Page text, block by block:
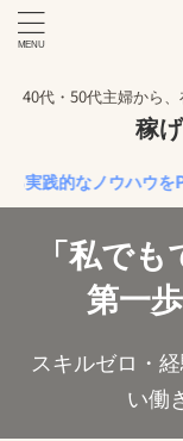
40代・50代主婦から
稼
ノウハウをPDFでプ
「私で
第一
スキルゼロ・
い働